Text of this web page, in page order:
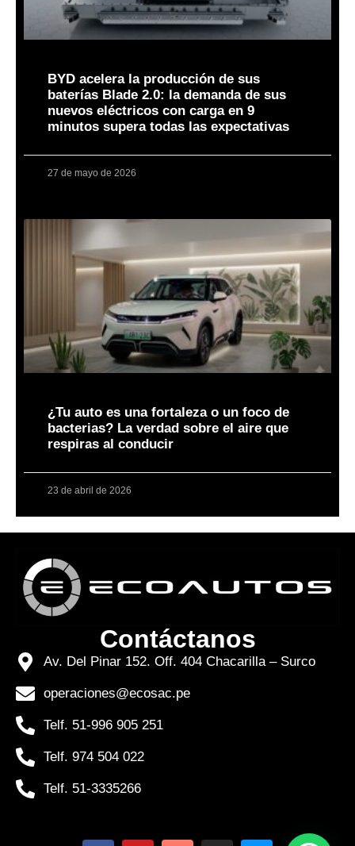
BYD acelera la producción de sus
baterías Blade 2.0: la demanda de sus
nuevos eléctricos con carga en 9
minutos supera todas las expectativas
27 de mayo de 2026
¿Tu auto es una fortaleza o un foco de
bacterias? La verdad sobre el aire que
respiras al conducir
23 de abril de 2026
Contáctanos
Av. Del Pinar 152. Off. 404 Chacarilla – Surco
operaciones@ecosac.pe
Telf. 51-996 905 251
Telf. 974 504 022
Telf. 51-3335266